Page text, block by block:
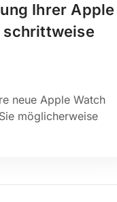
Ihrer Apple
schrittweise
neue Apple Watch
möglicherweise